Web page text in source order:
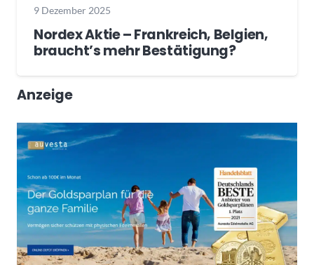
9 Dezember 2025
Nordex Aktie – Frankreich, Belgien,
braucht’s mehr Bestätigung?
Anzeige